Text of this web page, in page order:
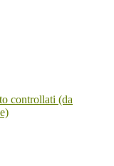
controllati (da